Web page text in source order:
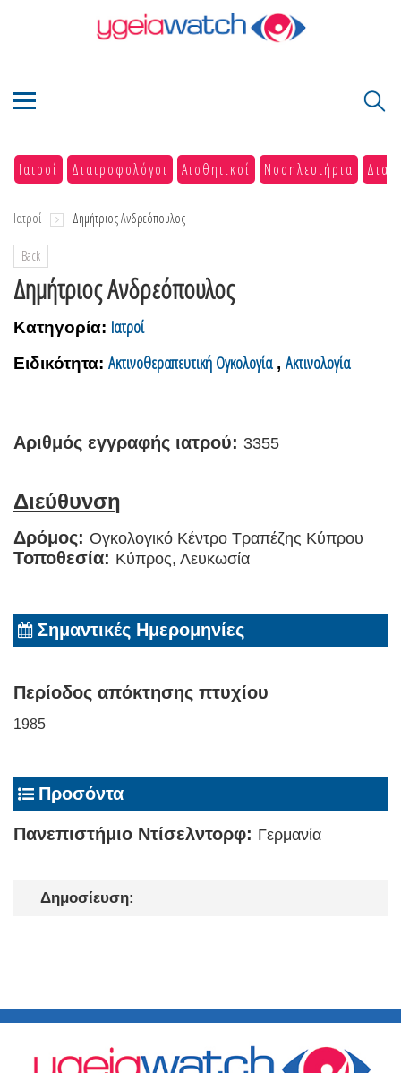
Ιατροί Διατροφολόγοι Αισθητικοί Νοσηλευτήρια
Ιατροί Δημήτριος Ανδρεόπουλος
Back
Δημήτριος Ανδρεόπουλος
Κατηγορία: Ιατροί
Ειδικότητα: Ακτινοθεραπευτική Ογκολογία, Ακτινολογία
Αριθμός εγγραφής ιατρού: 3355
Διεύθυνση
Δρόμος: Ογκολογικό Κέντρο Τραπέζης Κύπρου
Τοποθεσία: Κύπρος, Λευκωσία
Σημαντικές Ημερομηνίες
Περίοδος απόκτησης πτυχίου
1985
Προσόντα
Πανεπιστήμιο Ντίσελντορφ: Γερμανία
Δημοσίευση: